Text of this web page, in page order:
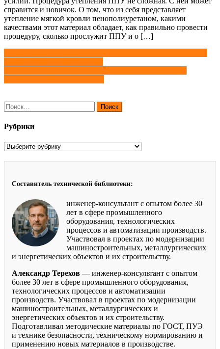
справится и новичок. О том, что из себя представляет
утепление мягкой кровли пенополиуретаном, какими
качествами этот материал обладает, как правильно провести
процедуру, сколько прослужит ППУ и о […]
Навигация
по
записям
Найти:
Рубрики
Рубрики
Составитель технической библиотеки:
инженер-консультант с опытом более 30
лет в сфере промышленного
оборудования, технологических
процессов и автоматизации производств.
Участвовал в проектах по модернизации
машиностроительных, металлургических
и энергетических объектов и их строительству.
Александр Терехов — инженер-консультант с опытом
более 30 лет в сфере промышленного оборудования,
технологических процессов и автоматизации
производств. Участвовал в проектах по модернизации
машиностроительных, металлургических и
энергетических объектов и их строительству.
Подготавливал методические материалы по ГОСТ, ПУЭ
и технике безопасности, техническому нормированию и
применению новых материалов в производстве.